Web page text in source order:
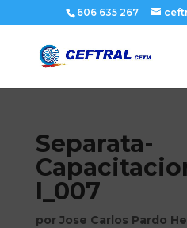
606 635 267
Separata-
I_007
por Jose Carlos Pardo